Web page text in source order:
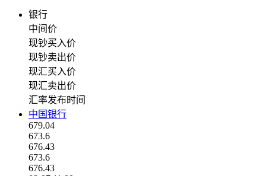
银行
中间价
现钞买入价
现钞卖出价
现汇买入价
现汇卖出价
汇率发布时间
中国银行
679.04
673.6
676.43
673.6
676.43